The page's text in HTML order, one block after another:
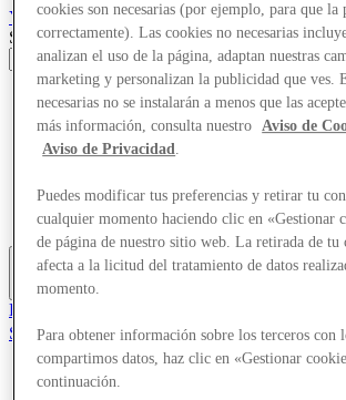
YorkDesigner Outlet
Search input
Tiendas
Ofertas
Planifica tu visita
¿Qué pasa?
Tarjetas regalo
Servicios
Más
El Club
Salvado
es
Tiendas
cookies son necesarias (por ejemplo, para que la
correctamente). Las cookies no necesarias
analizan el uso de la página, adaptan nuestras
marketing y personalizan la publicidad que ves.
necesarias no se instalarán a menos que las
más información, consulta nuestro
Aviso de
Aviso de Privacidad.
Puedes modificar tus preferencias y retirar tu
cualquier momento haciendo clic en «Gestionar
de página de nuestro sitio web. La retirada de tu
afecta a la licitud del tratamiento de datos
momento.
Para obtener información sobre los terceros con
compartimos datos, haz clic en «Gestionar
continuación.